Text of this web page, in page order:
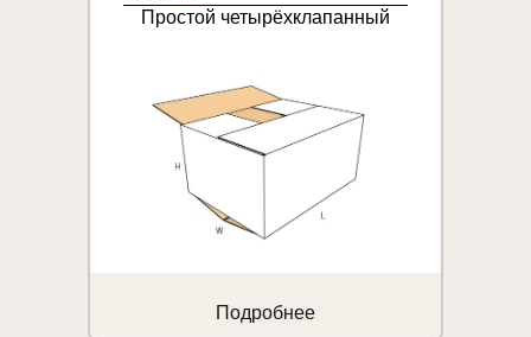
Простой четырёхклапанный
Подробнее